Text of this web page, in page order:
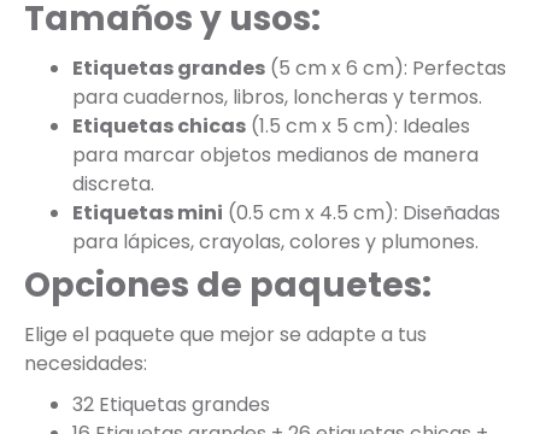
Tamaños y usos:
Etiquetas grandes (5 cm x 6 cm): Perfectas
para cuadernos, libros, loncheras y termos.
Etiquetas chicas (1.5 cm x 5 cm): Ideales
para marcar objetos medianos de manera
discreta.
Etiquetas mini (0.5 cm x 4.5 cm): Diseñadas
para lápices, crayolas, colores y plumones.
Opciones de paquetes:
Elige el paquete que mejor se adapte a tus
necesidades:
32 Etiquetas grandes